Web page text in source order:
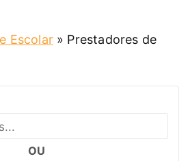
Escolar» Prestadores de
OU